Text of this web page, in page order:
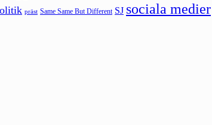
präst Same Same But Different SJ sociala medier